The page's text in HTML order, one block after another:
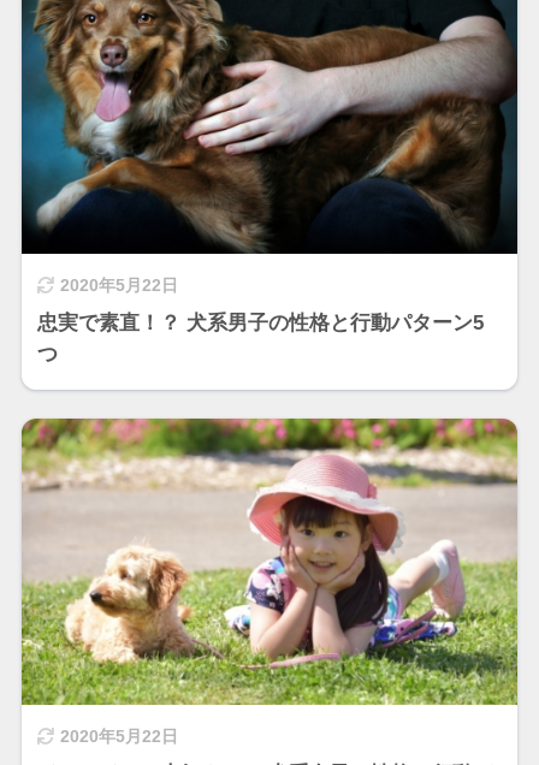
2020年5月22日
忠実で素直！？ 犬系男子の性格と行動パターン5
つ
2020年5月22日